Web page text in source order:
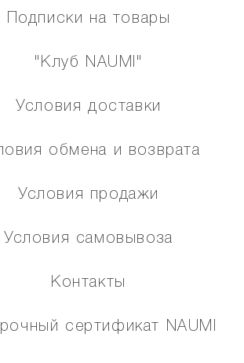
Подписки на товары
"Клуб NAUMI"
Условия доставки
обмена и возврата
Условия продажи
Условия самовывоза
Контакты
сертификат NAUMI